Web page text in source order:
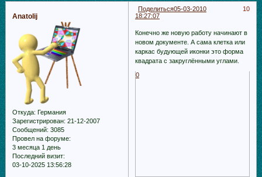
Поделиться 10
05-03-2010
18:27:07
Anatolij
Откуда: Германия
Зарегистрирован: 21-12-2007
Сообщений: 3085
Провел на форуме:
3 месяца 1 день
Последний визит:
03-10-2025 13:56:28
Конечно же новую работу начинают в
новом документе. А сама клетка или
каркас будующей иконки это форма
квадрата с закруглёнными углами.
0